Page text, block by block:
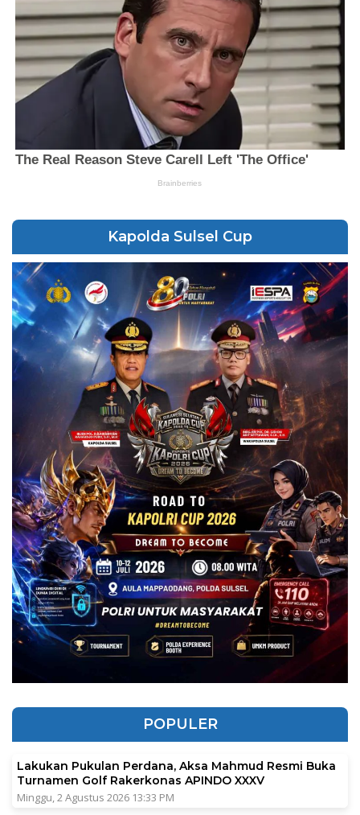
Kapolda Sulsel Cup
POPULER
Lakukan Pukulan Perdana, Aksa Mahmud Resmi Buka
Turnamen Golf Rakerkonas APINDO XXXV
Minggu, 2 Agustus 2026 13:33 PM